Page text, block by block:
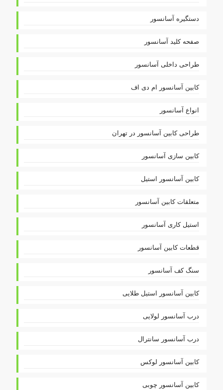
دستگیره آسانسور
صفحه کلید آسانسور
طراحی داخلی آسانسور
کابین آسانسور ام دی اف
انواع آسانسور
طراحی کابین آسانسور در تهران
کابین سازی آسانسور
کابین آسانسور استیل
متعلقات کابین آسانسور
استیل کاری آسانسور
قطعات کابین آسانسور
سنگ کف آسانسور
کابین آسانسور استیل طلایی
درب آسانسور لولایی
درب آسانسور سانترال
کابین آسانسور لوکس
کابین آسانسور چوبی